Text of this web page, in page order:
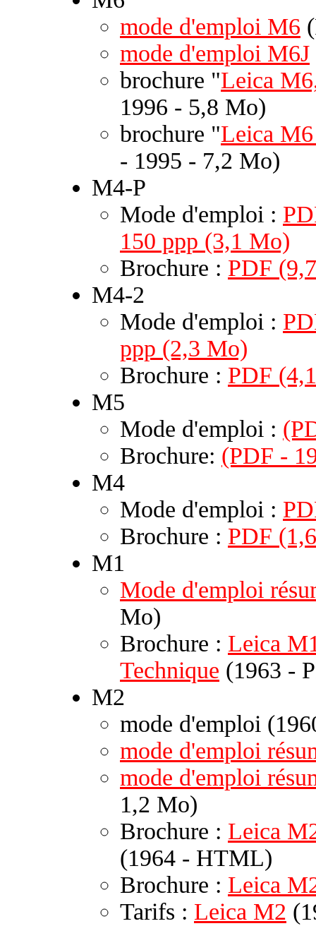
mode d'emploi M6
mode d'emploi M6J
brochure "Leica
1996 - 5,8 Mo)
brochure "Leica
- 1995 - 7,2 Mo)
M4-P
Mode d'emploi :
150 ppp (3,1 Mo)
Brochure : PDF
M4-2
Mode d'emploi :
ppp (2,3 Mo)
Brochure : PDF
M5
Mode d'emploi :
Brochure: (PDF -
M4
Mode d'emploi :
Brochure : PDF
M1
Mode d'emploi
Mo)
Brochure : Leica
Technique (1963 -
M2
mode d'emploi
mode d'emploi
mode d'emploi
1,2 Mo)
Brochure : Leica
(1964 - HTML)
Brochure : Leica
Tarifs : Leica M2